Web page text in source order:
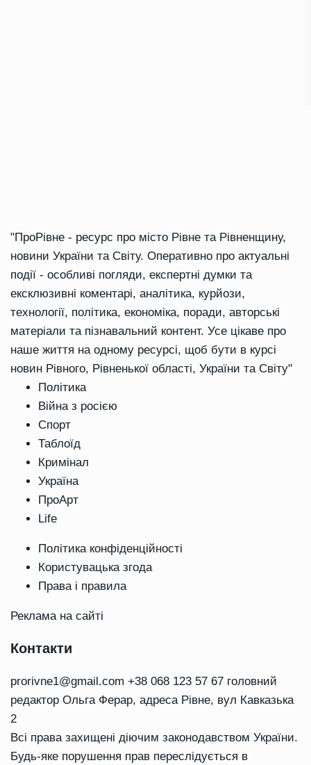
"ПроРівне - ресурс про місто Рівне та Рівненщину,
новини України та Світу. Оперативно про актуальні
події - особливі погляди, експертні думки та
ексклюзивні коментарі, аналітика, курйози,
технології, політика, економіка, поради, авторські
матеріали та пізнавальний контент. Усе цікаве про
наше життя на одному ресурсі, щоб бути в курсі
новин Рівного, Рівненької області, України та Світу"
Політика
Війна з росією
Спорт
Таблоїд
Кримінал
Україна
ПроАрт
Life
Політика конфіденційності
Користувацька згода
Права і правила
Реклама на сайті
Контакти
prorivne1@gmail.com +38 068 123 57 67 головний
редактор Ольга Ферар, адреса Рівне, вул Кавказька
2
Всі права захищені діючим законодавством України.
Будь-яке порушення прав переслідується в